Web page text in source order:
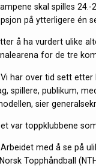
skal spilles
på ytterligere én
å ha vurdert ulike
for de tre
har over tid sett
spillere, publikum,
sier
var toppklubbene
med å se på
Topphåndball